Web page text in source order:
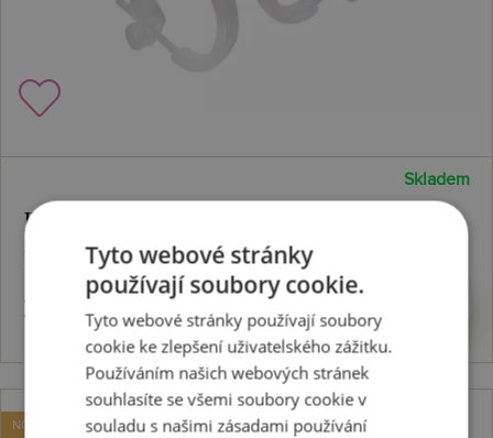
Skladem
Pozlacené stříbrné náušnice Parellel
DE863
3352 Kč
Koupit
NOVINKA
Tyto webové stránky
používají soubory cookie.
Tyto webové stránky používají soubory
cookie ke zlepšení uživatelského zážitku.
Používáním našich webových stránek
souhlasíte se všemi soubory cookie v
souladu s našimi zásadami používání